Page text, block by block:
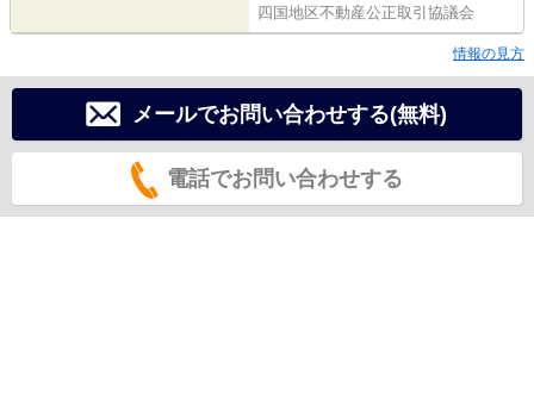
四国地区不動産公正取引協議会
情報の見方
メールでお問い合わせする(無料)
電話でお問い合わせする